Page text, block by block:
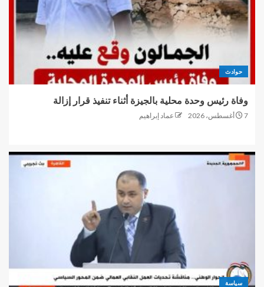
حوادث
وفاة رئيس وحدة محلية بالجيزة أثناء تنفيذ قرار إزالة
7 أغسطس، 2026 عماد إبراهيم
سياسة